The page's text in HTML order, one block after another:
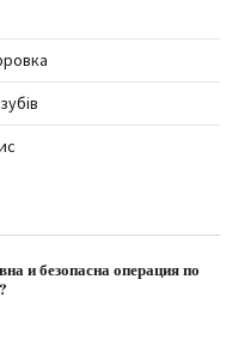
и безопасна операция по